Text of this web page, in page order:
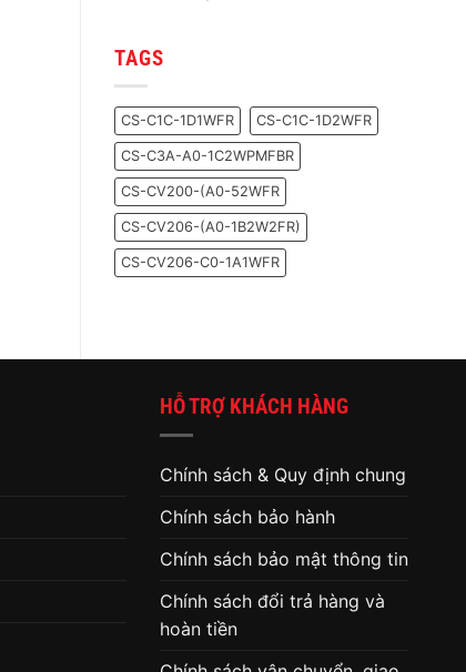
cho
từng
ứng
dụng
trên
Windows
10
hiệu
cơ
bản
báo
hiệu
cho
bạn
biết
đã
đến
lúc
thay
TAGS
CS-C1C-1D1WFR CS-C1C-1D2WFR
CS-C3A-A0-1C2WPMFBR
CS-CV200-(A0-52WFR
CS-CV206-(A0-1B2W2FR)
CS-CV206-C0-1A1WFR
HỖ TRỢ KHÁCH HÀNG
Chính sách & Quy định chung
Chính sách bảo hành
Chính sách bảo mật thông tin
Chính sách đổi trả hàng và
hoàn tiền